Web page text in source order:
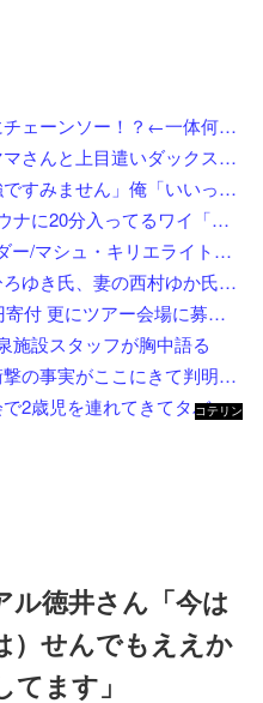
【衝撃画像】ババアがジジイにチェーンソー！？←一体何があったんやコレw w w w w w w w w
【動画】しっぽ振られて困るママさんと上目遣いダックス（ノ∇`）
【愕然】ミスった若手「不勉強ですみません」俺「いいってことよ、教えてあげんよ」若手「訴えます」←ちょっと待って、コレワイが悪いんか？？？？？？？
【悲報】1週間ぶりの風呂でサウナに20分入ってるワイ「んふぅ…全身の毛穴からくっさい汗ドバドバ出てるぅ…」←これw w w w w w w
【FGO】PLAMATEA「シールダー/マシュ・キリエライト〔オルテナウス〕」プラモデル【明日先行予約開始】
【衝撃】新党結成報じられたひろゆき氏、妻の西村ゆか氏がＸで激怒してしまうw w w w w w w w w
亀梨和也さん、熊本に1000万円寄付 更にツアー会場に募金箱設置
施設スタッフが胸中語る
【緊急】俺たちの水原一平、衝撃の事実がここにきて判明！！一発逆転へ！！←これw w w w w w w w w
社内デキ婚先輩、職場の忘年会で2歳児を連れてきてタバコスパスパ酒ゴクゴクで親の自覚ゼロｗｗ挙句の果てに突き飛ばして頭を打たせ「久々の外食でゆっくりしたいんだよ！」にドン引き
コテリン
ル徳井さん「今は
）せんでもええか
ます」